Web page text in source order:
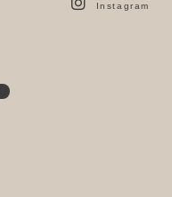
Instagram